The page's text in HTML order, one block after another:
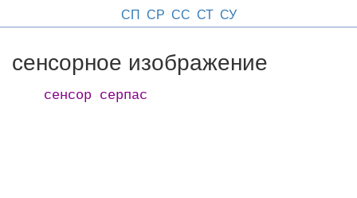
СП СР СС СТ СУ
сенсорное изображение
сенсор серпас